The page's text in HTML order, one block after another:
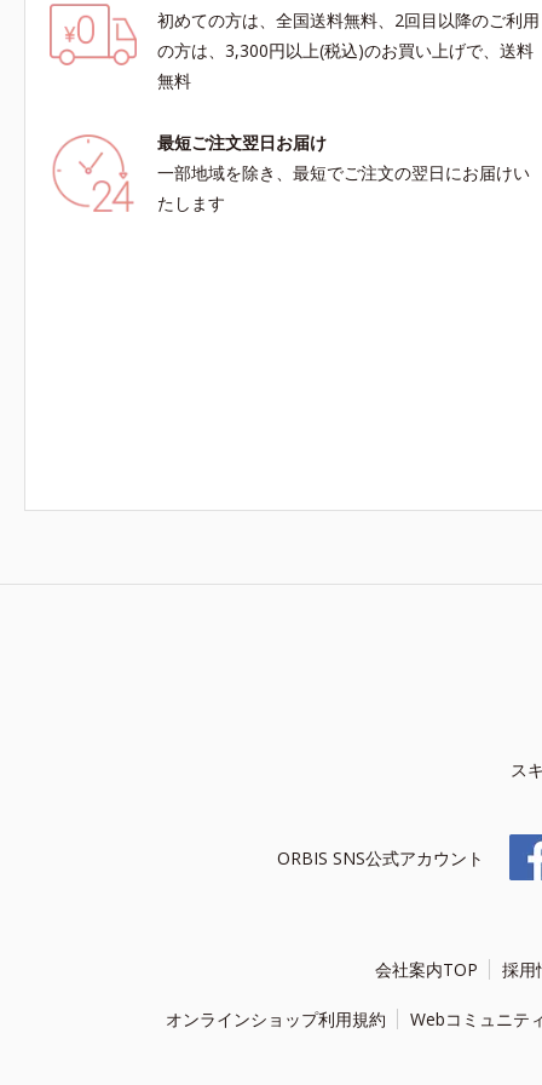
初めての方は、全国送料無料、2回目以降のご利用
の方は、3,300円以上(税込)のお買い上げで、送料
無料
最短ご注文翌日お届け
一部地域を除き、最短でご注文の翌日にお届けい
たします
ス
ORBIS SNS公式アカウント
会社案内TOP 採用
オンラインショップ利用規約 Webコミュニテ